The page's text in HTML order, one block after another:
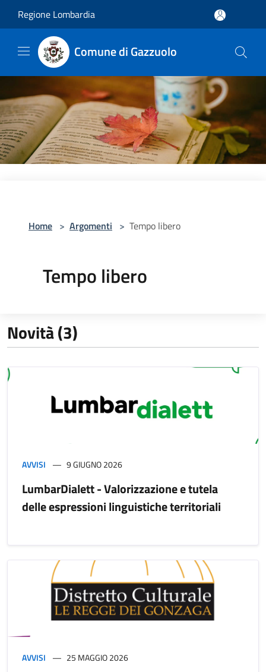
Regione Lombardia
Comune di Gazzuolo
Home > Argomenti > Tempo libero
Tempo libero
Novità (3)
AVVISI 9 GIUGNO 2026
LumbarDialett - Valorizzazione e tutela
delle espressioni linguistiche territoriali
AVVISI 25 MAGGIO 2026